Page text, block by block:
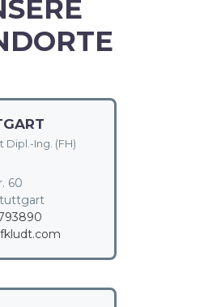
Dipl.-Ing. (FH)
60